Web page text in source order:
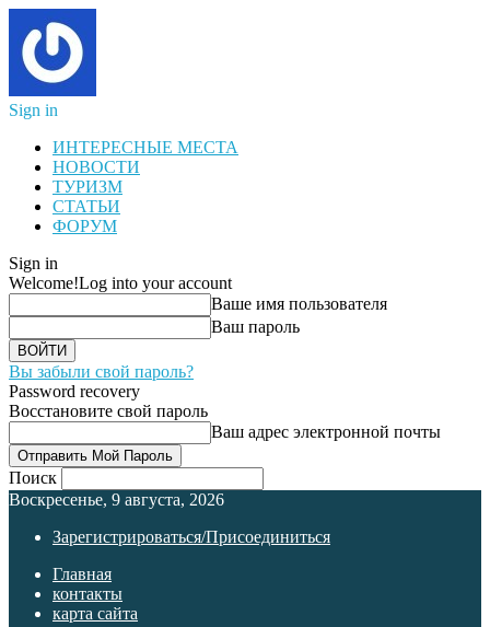
Sign in
ИНТЕРЕСНЫЕ МЕСТА
НОВОСТИ
ТУРИЗМ
СТАТЬИ
ФОРУМ
Sign in
Welcome!Log into your account
Ваше имя пользователя
Ваш пароль
Вы забыли свой пароль?
Password recovery
Восстановите свой пароль
Ваш адрес электронной почты
Поиск
Воскресенье, 9 августа, 2026
Зарегистрироваться/Присоединиться
Главная
контакты
карта сайта